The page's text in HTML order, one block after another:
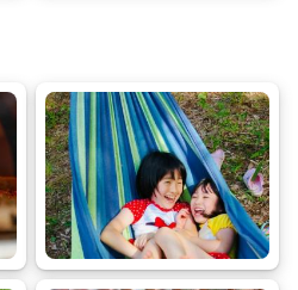
や薪のつけ方なども事前のメール
で案内するので初心者の方でも安
心。屋根付きBBQスペースも用意
しています。寝具はベット、枕、
毛布と少し簡素ですが、その分、
充実したアウトドア設備を周辺相
場よりお得にお楽しみいただけま
す。 また、室内にはアマゾンプラ
イムなどが見られるテレビ、ボー